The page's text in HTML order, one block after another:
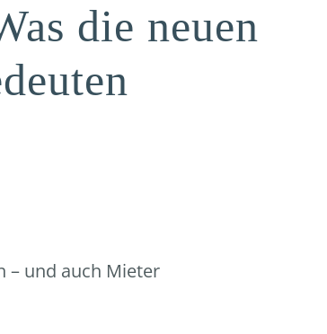
die neuen
– und auch Mieter